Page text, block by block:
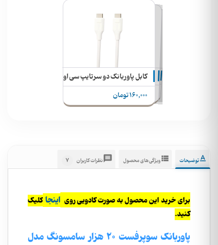
کیف محافظ هارد و پاوربانک
_____نا موجود_____
ک
یف چرمی محافظ پاوربانک های 20000 میلی آمپر
_____نا موجود_____
160,000 تومان
توضیحات ویژگی‌های محصول نظرات کاربران 7
برای خرید این محصول به صورت کادویی روی اینجا کلیک
کنید.
پاوربانک
سوپرفست 20 هزار سامسونگ مدل